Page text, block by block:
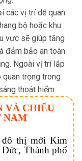
các vị trí dễ quan
bộ hoặc khu
vực sẽ giúp tăng
đảm bảo an toàn
Ngoài vị trí lắp
trọng trong
thoát hiểm.
VÀ CHIẾU
NAM
thị mới Kim
Thành phố